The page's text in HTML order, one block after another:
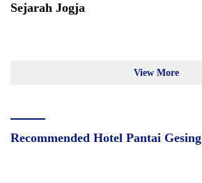
Sejarah Jogja
View More
Recommended Hotel Pantai Gesing